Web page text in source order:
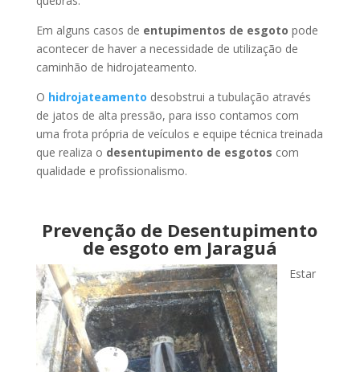
Em alguns casos de entupimentos de esgoto pode
acontecer de haver a necessidade de utilização de
caminhão de hidrojateamento.
O hidrojateamento desobstrui a tubulação através
de jatos de alta pressão, para isso contamos com
uma frota própria de veículos e equipe técnica treinada
que realiza o desentupimento de esgotos com
qualidade e profissionalismo.
Prevenção de Desentupimento
de esgoto em Jaraguá
Estar